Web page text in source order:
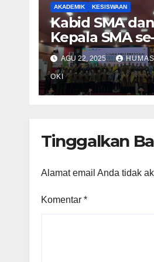
AKADEMIK KESISWAAN
Kabid SMA
Kepala SMA
Provinsi
Studi Tiru ke
IC OKI
AGU 22, 2025
OKI
Tinggalkan
Alamat email Anda tidak
Komentar *